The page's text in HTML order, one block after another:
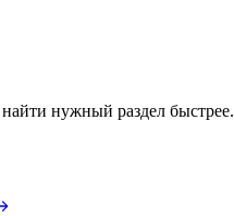
нужный раздел быстрее.